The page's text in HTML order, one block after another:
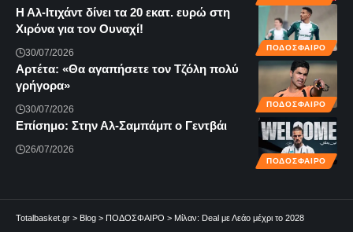
ΠΟΔΟΣΦΑΙΡΟ
Η Αλ-Ιτιχάντ δίνει τα 20 εκατ. ευρώ στη
Χιρόνα για τον Ουναχί!
30/07/2026
ΠΟΔΟΣΦΑΙΡΟ
Αρτέτα: «Θα αγαπήσετε τον Τζόλη πολύ
γρήγορα»
30/07/2026
ΠΟΔΟΣΦΑΙΡΟ
Επίσημο: Στην Αλ-Σαμπάμπ ο Γεντβάι
26/07/2026
Totalbasket.gr > Blog > ΠΟΔΟΣΦΑΙΡΟ > Μίλαν: Deal με Λεάο μέχρι το 2028